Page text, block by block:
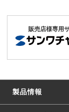
販売店様専用
製品情報